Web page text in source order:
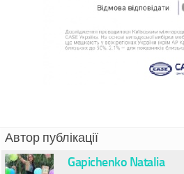
Автор публікації
Gapichenko Natalia